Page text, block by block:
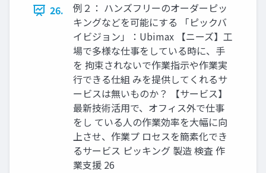
26.
例２： ハンズフリーのオーダーピッ
キングなどを可能にする 「ピックバ
イビジョン」：Ubimax 【ニーズ】工
場で多様な仕事をしている時に、手
を 拘束されないで作業指示や作業実
行できる仕組 みを提供してくれるサ
ービスは無いものか？ 【サービス】
最新技術活用で、オフィス外で仕事
をし ている人の作業効率を大幅に向
上させ、作業プ ロセスを簡素化でき
るサービス ピッキング 製造 検査 作
業支援 26